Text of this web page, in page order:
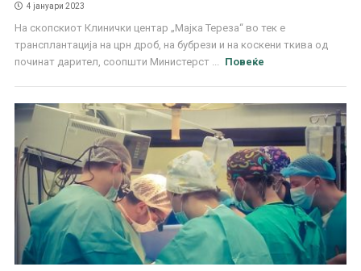
4 јануари 2023
На скопскиот Клинички центар „Мајка Тереза“ во тек е
трансплантација на црн дроб, на бубрези и на коскени ткива од
починат дарител, соопшти Министерст ...
Повеќе